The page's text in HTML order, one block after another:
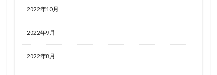
2022年10月
2022年9月
2022年8月